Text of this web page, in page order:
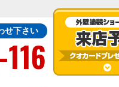
せ下さい